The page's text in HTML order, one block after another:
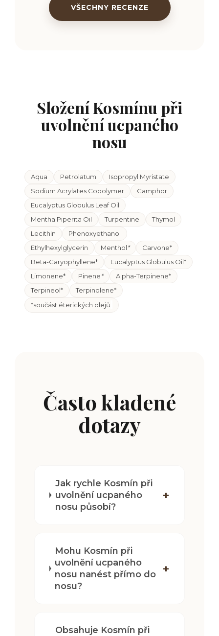
VŠECHNY RECENZE
Složení Kosmínu při
uvolnění ucpaného
nosu
Aqua Petrolatum
Isopropyl Myristate
Sodium Acrylates Copolymer
Camphor
Eucalyptus Globulus Leaf Oil
Mentha Piperita Oil
Turpentine
Thymol
Lecithin
Phenoxyethanol
Ethylhexylglycerin
Menthol*
Carvone*
Beta-Caryophyllene*
Eucalyptus Globulus Oil*
Limonene*
Pinene*
Alpha-Terpinene*
Terpineol*
Terpinolene*
*součást éterických olejů
Často kladené
dotazy
Jak rychle Kosmín při
uvolnění ucpaného
nosu působí?
Mohu Kosmín při
uvolnění ucpaného
nosu nanést přímo do
nosu?
Obsahuje Kosmín při